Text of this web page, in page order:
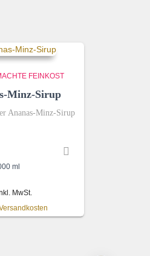
FEINKOST
Minz-Sirup
Ananas-Minz-Sirup
ml
MwSt.